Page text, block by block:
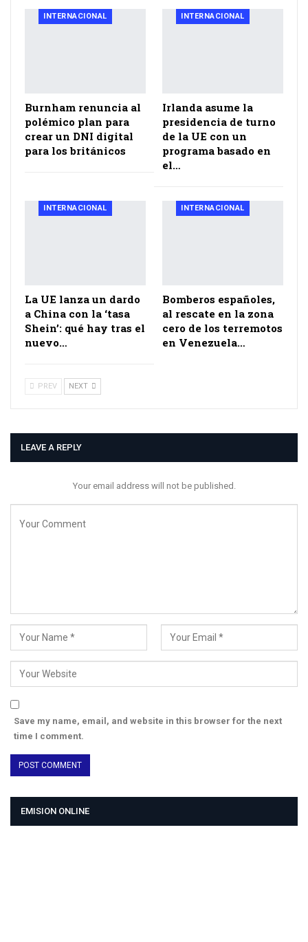
INTERNACIONAL
Burnham renuncia al
polémico plan para
crear un DNI digital
para los británicos
INTERNACIONAL
Irlanda asume la
presidencia de turno
de la UE con un
programa basado en
el…
INTERNACIONAL
La UE lanza un dardo
a China con la ‘tasa
Shein’: qué hay tras el
nuevo…
INTERNACIONAL
Bomberos españoles,
al rescate en la zona
cero de los terremotos
en Venezuela…
PREV NEXT
LEAVE A REPLY
Your email address will not be published.
Save my name, email, and website in this browser for the next
time I comment.
EMISION ONLINE